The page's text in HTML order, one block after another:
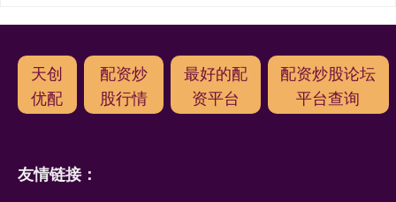
天创
优配
配资炒
股行情
最好的配
资平台
配资炒股论坛
平台查询
友情链接：